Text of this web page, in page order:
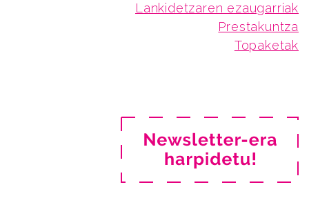
Lankidetzaren ezaugarriak
Prestakuntza
Topaketak